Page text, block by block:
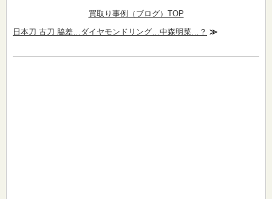
買取り事例（ブログ）TOP
日本刀 古刀 脇差…ダイヤモンドリング…中森明菜…？ ≫